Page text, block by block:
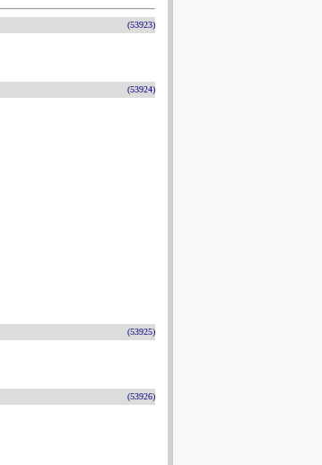
(53923)
(53924)
(53925)
(53926)